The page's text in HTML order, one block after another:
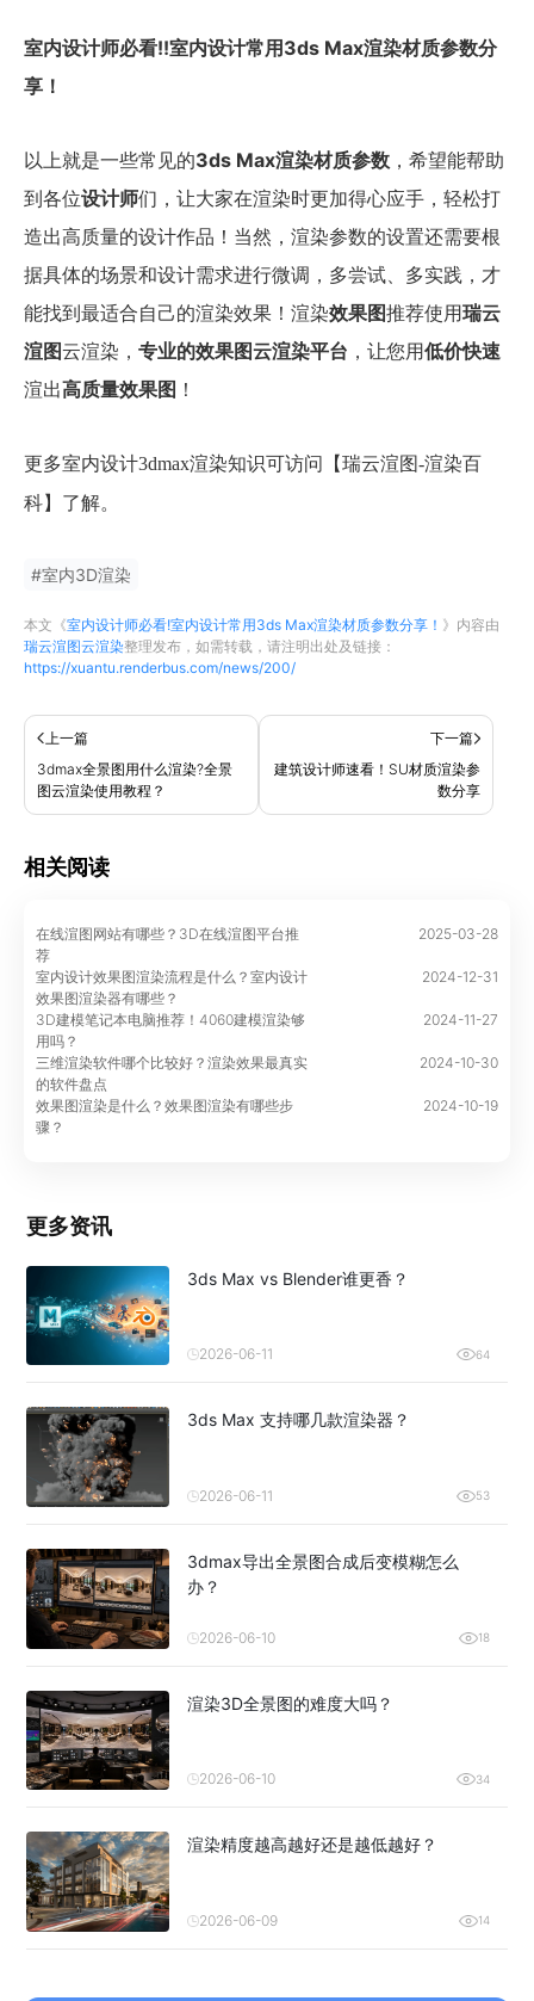
室内设计师必看!!室内设计常用3ds Max渲染材质参数分
享！
以上就是一些常见的3ds Max渲染材质参数 ，希望能帮助
到各位设计师们 ，让大家在渲染时更加得心应手，轻松打
造出高质量的设计作品！当然， 渲染参数的设置还需要根
据具体的场景和设计需求进行微调，多尝试、多实践，才
能找到最适合自己的渲染效果！渲染效果图推荐使用瑞云
渲图云渲染， 专业的效果图云渲染平台 ，让您用低价快速
渲出高质量效果图 ！
更多室内设计3dmax渲染知识可访问【瑞云渲图-渲染百
科】了解。
#室内3D渲染
本文《室内设计师必看!室内设计常用3ds Max渲染材质参数分享！ 》内容由
瑞云渲图云渲染整理发布，如需转载，请注明出处及链接：
https://xuantu.renderbus.com/news/200/
上一篇
3dmax全景图用什么渲染?全景
图云渲染使用教程？
下一篇
建筑设计师速看！SU材质渲染参
数分享
相关阅读
在线渲图网站有哪些？3D在线渲图平台推
荐
2025-03-28
室内设计效果图渲染流程是什么？室内设计
效果图渲染器有哪些？
2024-12-31
3D建模笔记本电脑推荐！4060建模渲染够
用吗？
2024-11-27
三维渲染软件哪个比较好？渲染效果最真实
的软件盘点
2024-10-30
效果图渲染是什么？效果图渲染有哪些步
骤？
2024-10-19
更多资讯
3ds Max vs Blender谁更香？
2026-06-11 64
3ds Max 支持哪几款渲染器？
2026-06-11 53
3dmax导出全景图合成后变模糊怎么
办？
2026-06-10 18
渲染3D全景图的难度大吗？
2026-06-10 34
渲染精度越高越好还是越低越好？
2026-06-09 14